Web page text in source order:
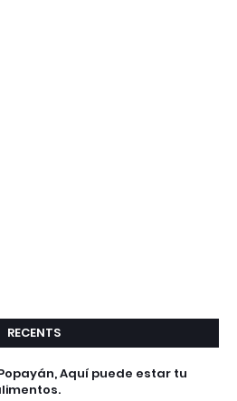
RECENTS
Aquí puede estar tu